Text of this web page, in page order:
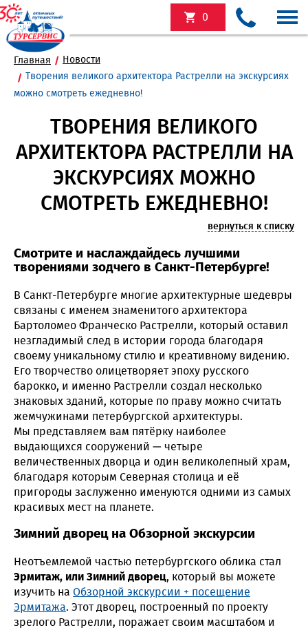
0
Главная
Новости
Творения великого архитектора Растрелли на экскурсиях
можно смотреть ежедневно!
ТВОРЕНИЯ ВЕЛИКОГО
АРХИТЕКТОРА РАСТРЕЛЛИ НА
ЭКСКУРСИЯХ МОЖНО
СМОТРЕТЬ ЕЖЕДНЕВНО!
вернуться к списку
Смотрите и наслаждайдесь лучшими
творениями зодчего в Санкт-Петербурге!
В Санкт-Петербурге многие архитектурные шедевры
связаны с именем знаменитого архитектора
Бартоломео Франческо Растрелли, который оставил
незгладимый след в истории города благодаря
своему уникальному стилю и креативному видению.
Его творчество олицетворяет эпоху русского
барокко, и именно Растрелли создал несколько
знаковых зданий, которые по праву можно считать
жемчужинами петербургской архитектуры.
Мы представляем вам пятёрку наиболее
выдающихся сооружений — четыре
величественных дворца и один великолепный храм,
благодаря которым Северная столица и её
пригороды заслуженно именуются одними из самых
красивых мест на планете.
Зимний дворец на Обзорной экскурсии
Неотъемлемой частью петербургского облика стал
Эрмитаж, или Зимний дворец, который вы можете
изучить на Обзорной экскурсии + посещение
Эрмитажа. Этот дворец, построенный по проекту
зрелого Растрелли, поражает своим масштабом и